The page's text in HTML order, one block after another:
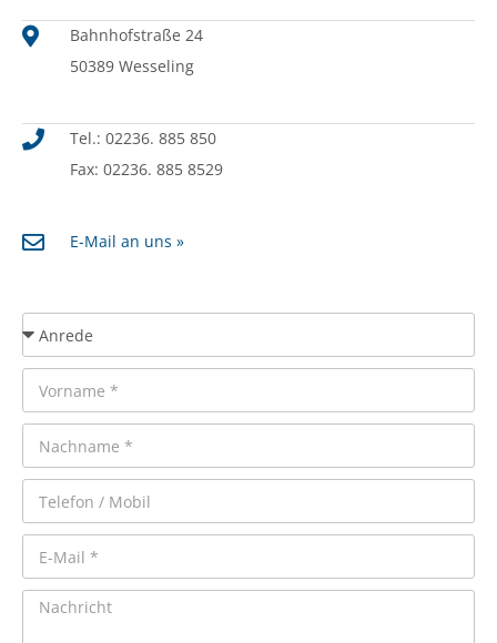
Bahnhofstraße 24
50389 Wesseling
Tel.: 02236. 885 850
Fax: 02236. 885 8529
E-Mail an uns »